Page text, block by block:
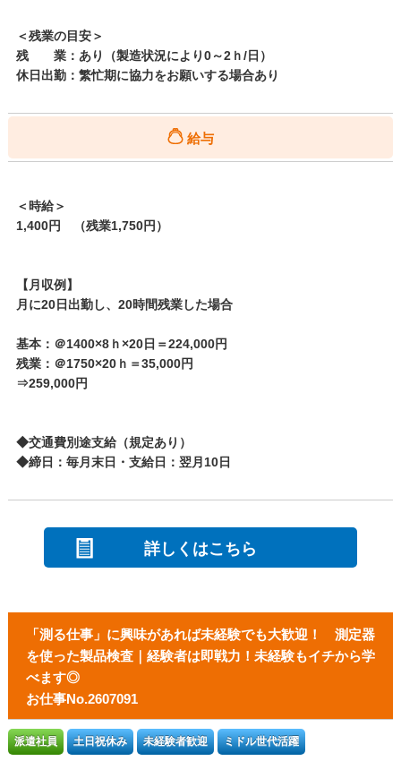
＜残業の目安＞
残 業：あり（製造状況により0～2ｈ/日）
休日出勤：繁忙期に協力をお願いする場合あり
給与
＜時給＞
1,400円 （残業1,750円）
【月収例】
月に20日出勤し、20時間残業した場合
基本：＠1400×8ｈ×20日＝224,000円
残業：＠1750×20ｈ＝35,000円
⇒259,000円
◆交通費別途支給（規定あり）
◆締日：毎月末日・支給日：翌月10日
詳しくはこちら
「測る仕事」に興味があれば未経験でも大歓迎！ 測定器
を使った製品検査｜経験者は即戦力！未経験もイチから学
べます◎
お仕事No.2607091
派遣社員 土日祝休み 未経験者歓迎 ミドル世代活躍